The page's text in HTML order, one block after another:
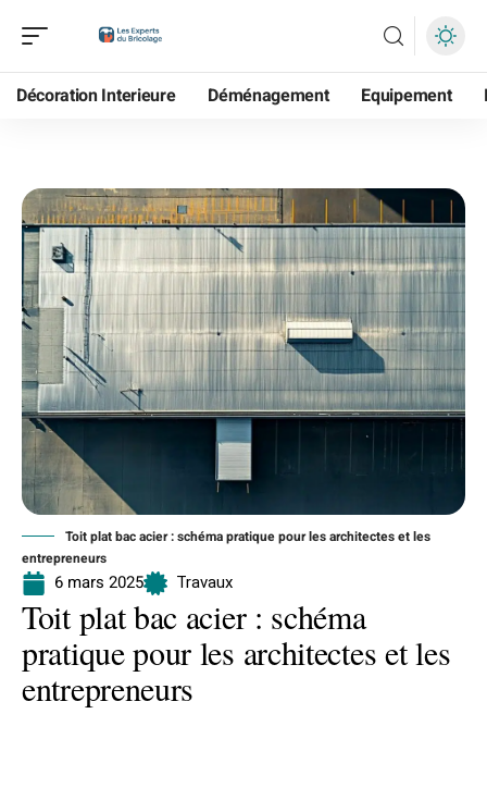
Décoration Interieure Déménagement Equipement
Toit plat bac acier : schéma pratique pour les architectes et les
entrepreneurs
6 mars 2025 Travaux
Toit plat bac acier : schéma
pratique pour les architectes et les
entrepreneurs